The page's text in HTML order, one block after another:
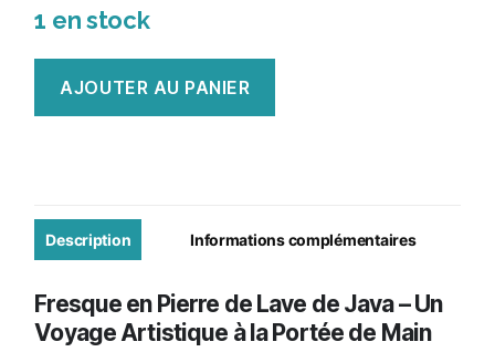
1 en stock
Lave
5m
x
AJOUTER AU PANIER
Description Informations complémentaires
Fresque en Pierre de Lave de Java – Un
Voyage Artistique à la Portée de Main